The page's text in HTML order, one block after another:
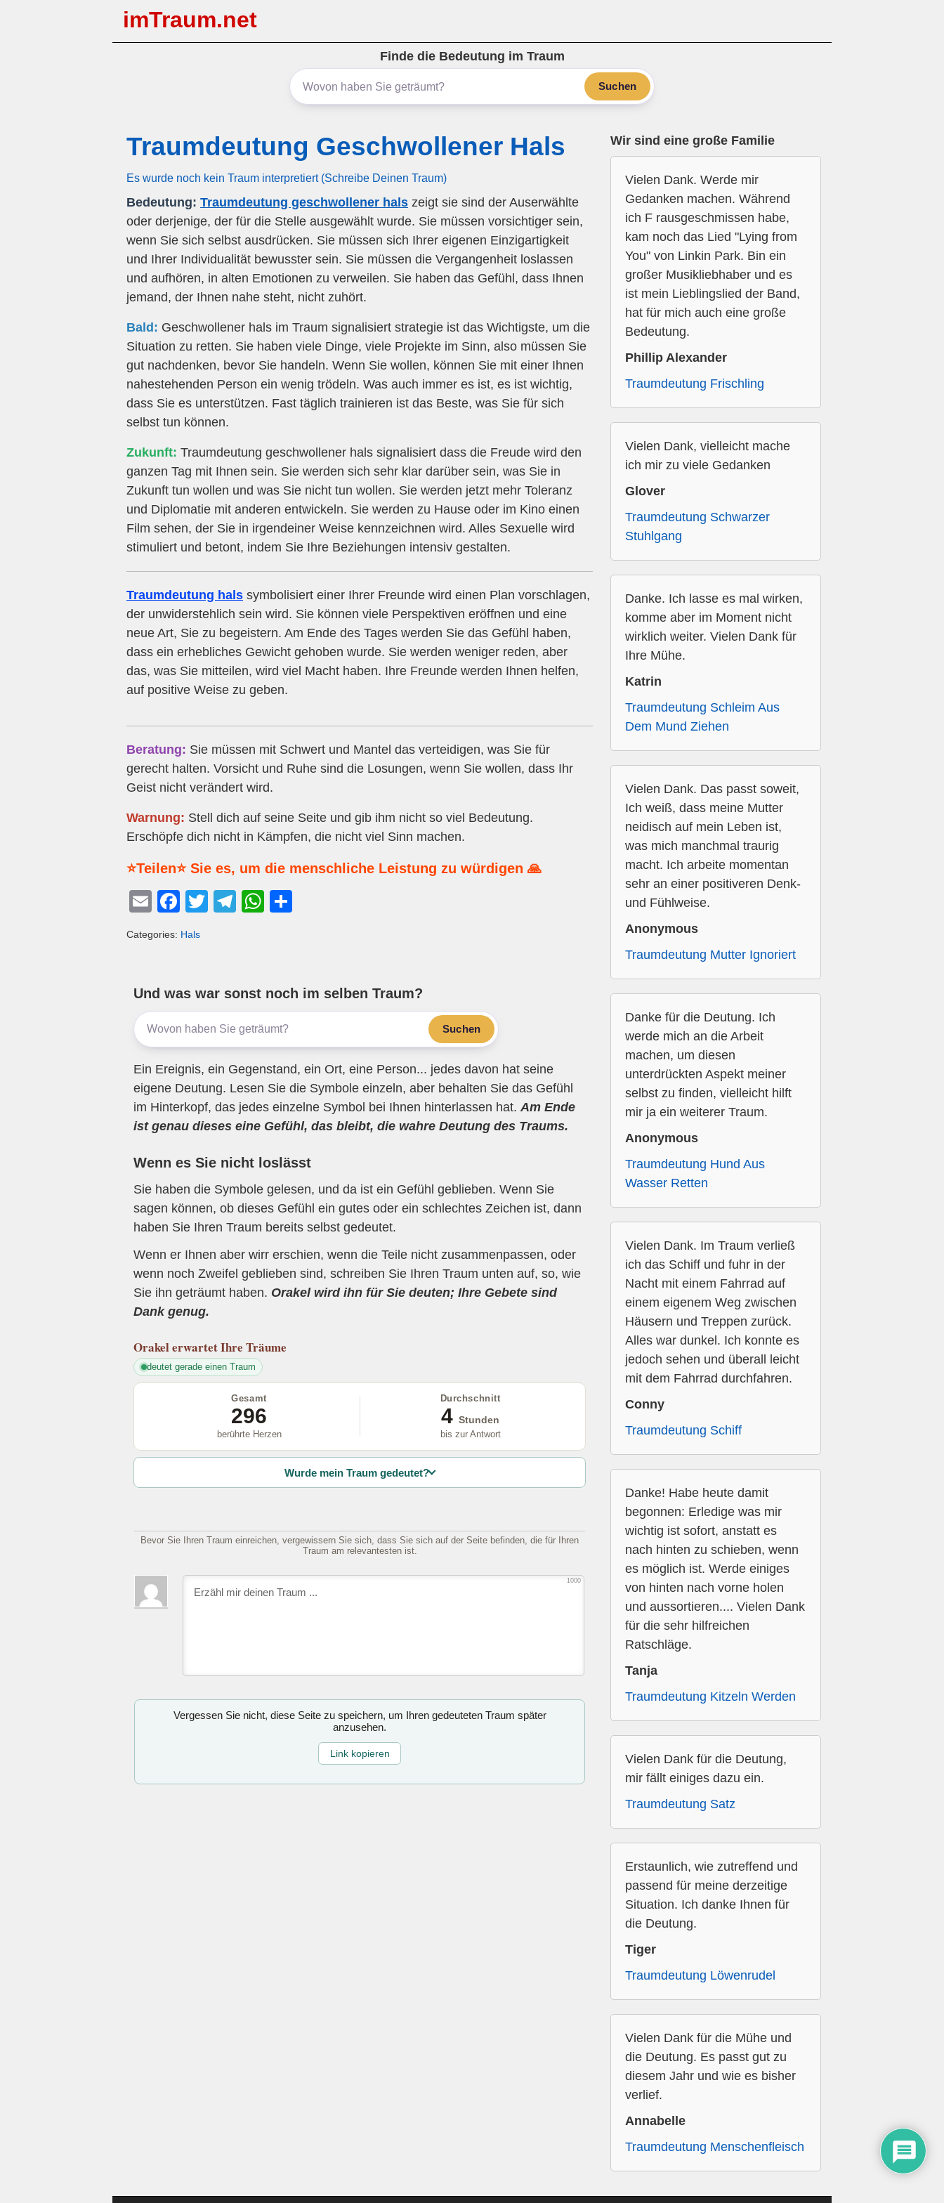
imTraum.net
Finde die Bedeutung im Traum
Suchen
Traumdeutung Geschwollener Hals
Es wurde noch kein Traum interpretiert (Schreibe Deinen Traum)
Bedeutung: Traumdeutung geschwollener hals zeigt sie sind der Auserwählte
oder derjenige, der für die Stelle ausgewählt wurde. Sie müssen vorsichtiger sein,
wenn Sie sich selbst ausdrücken. Sie müssen sich Ihrer eigenen Einzigartigkeit
und Ihrer Individualität bewusster sein. Sie müssen die Vergangenheit loslassen
und aufhören, in alten Emotionen zu verweilen. Sie haben das Gefühl, dass Ihnen
jemand, der Ihnen nahe steht, nicht zuhört.
Bald: Geschwollener hals im Traum signalisiert strategie ist das Wichtigste, um die
Situation zu retten. Sie haben viele Dinge, viele Projekte im Sinn, also müssen Sie
gut nachdenken, bevor Sie handeln. Wenn Sie wollen, können Sie mit einer Ihnen
nahestehenden Person ein wenig trödeln. Was auch immer es ist, es ist wichtig,
dass Sie es unterstützen. Fast täglich trainieren ist das Beste, was Sie für sich
selbst tun können.
Zukunft: Traumdeutung geschwollener hals signalisiert dass die Freude wird den
ganzen Tag mit Ihnen sein. Sie werden sich sehr klar darüber sein, was Sie in
Zukunft tun wollen und was Sie nicht tun wollen. Sie werden jetzt mehr Toleranz
und Diplomatie mit anderen entwickeln. Sie werden zu Hause oder im Kino einen
Film sehen, der Sie in irgendeiner Weise kennzeichnen wird. Alles Sexuelle wird
stimuliert und betont, indem Sie Ihre Beziehungen intensiv gestalten.
Traumdeutung hals symbolisiert einer Ihrer Freunde wird einen Plan vorschlagen,
der unwiderstehlich sein wird. Sie können viele Perspektiven eröffnen und eine
neue Art, Sie zu begeistern. Am Ende des Tages werden Sie das Gefühl haben,
dass ein erhebliches Gewicht gehoben wurde. Sie werden weniger reden, aber
das, was Sie mitteilen, wird viel Macht haben. Ihre Freunde werden Ihnen helfen,
auf positive Weise zu geben.
Beratung: Sie müssen mit Schwert und Mantel das verteidigen, was Sie für
gerecht halten. Vorsicht und Ruhe sind die Losungen, wenn Sie wollen, dass Ihr
Geist nicht verändert wird.
Warnung: Stell dich auf seine Seite und gib ihm nicht so viel Bedeutung.
Erschöpfe dich nicht in Kämpfen, die nicht viel Sinn machen.
⭐Teilen⭐ Sie es, um die menschliche Leistung zu würdigen 🙏
E
ail
F
c
b
o
o
T
T
a
m
W
A
p
p
Categories: Hals
Und was war sonst noch im selben Traum?
Suchen
Ein Ereignis, ein Gegenstand, ein Ort, eine Person... jedes davon hat seine
eigene Deutung. Lesen Sie die Symbole einzeln, aber behalten Sie das Gefühl
im Hinterkopf, das jedes einzelne Symbol bei Ihnen hinterlassen hat. Am Ende
ist genau dieses eine Gefühl, das bleibt, die wahre Deutung des Traums.
Wenn es Sie nicht loslässt
Sie haben die Symbole gelesen, und da ist ein Gefühl geblieben. Wenn Sie
sagen können, ob dieses Gefühl ein gutes oder ein schlechtes Zeichen ist, dann
haben Sie Ihren Traum bereits selbst gedeutet.
Wenn er Ihnen aber wirr erschien, wenn die Teile nicht zusammenpassen, oder
wenn noch Zweifel geblieben sind, schreiben Sie Ihren Traum unten auf, so, wie
Sie ihn geträumt haben. Orakel wird ihn für Sie deuten; Ihre Gebete sind
Dank genug.
Orakelerwartet Ihre Träume
deutet gerade einen Traum
Gesamt
296
berührte Herzen
Durchschnitt
4 Stunden
bis zur Antwort
Wurde mein Traum gedeutet?
Bevor Sie Ihren Traum einreichen, vergewissern Sie sich, dass Sie sich auf der Seite befinden, die für Ihren
Traum am relevantesten ist.
1000
Vergessen Sie nicht, diese Seite zu speichern, um Ihren gedeuteten Traum später
anzusehen.
Link kopieren
Wir sind eine große Familie
Vielen Dank. Werde mir
Gedanken machen. Während
ich F rausgeschmissen habe,
kam noch das Lied "Lying from
You" von Linkin Park. Bin ein
großer Musikliebhaber und es
ist mein Lieblingslied der Band,
hat für mich auch eine große
Bedeutung.
Phillip Alexander
Traumdeutung Frischling
Vielen Dank, vielleicht mache
ich mir zu viele Gedanken
Glover
Traumdeutung Schwarzer
Stuhlgang
Danke. Ich lasse es mal wirken,
komme aber im Moment nicht
wirklich weiter. Vielen Dank für
Ihre Mühe.
Katrin
Traumdeutung Schleim Aus
Dem Mund Ziehen
Vielen Dank. Das passt soweit,
Ich weiß, dass meine Mutter
neidisch auf mein Leben ist,
was mich manchmal traurig
macht. Ich arbeite momentan
sehr an einer positiveren Denk-
und Fühlweise.
Anonymous
Traumdeutung Mutter Ignoriert
Danke für die Deutung. Ich
werde mich an die Arbeit
machen, um diesen
unterdrückten Aspekt meiner
selbst zu finden, vielleicht hilft
mir ja ein weiterer Traum.
Anonymous
Traumdeutung Hund Aus
Wasser Retten
Vielen Dank. Im Traum verließ
ich das Schiff und fuhr in der
Nacht mit einem Fahrrad auf
einem eigenem Weg zwischen
Häusern und Treppen zurück.
Alles war dunkel. Ich konnte es
jedoch sehen und überall leicht
mit dem Fahrrad durchfahren.
Conny
Traumdeutung Schiff
Danke! Habe heute damit
begonnen: Erledige was mir
wichtig ist sofort, anstatt es
nach hinten zu schieben, wenn
es möglich ist. Werde einiges
von hinten nach vorne holen
und aussortieren.... Vielen Dank
für die sehr hilfreichen
Ratschläge.
Tanja
Traumdeutung Kitzeln Werden
Vielen Dank für die Deutung,
mir fällt einiges dazu ein.
Traumdeutung Satz
Erstaunlich, wie zutreffend und
passend für meine derzeitige
Situation. Ich danke Ihnen für
die Deutung.
Tiger
Traumdeutung Löwenrudel
Vielen Dank für die Mühe und
die Deutung. Es passt gut zu
diesem Jahr und wie es bisher
verlief.
Annabelle
Traumdeutung Menschenfleisch